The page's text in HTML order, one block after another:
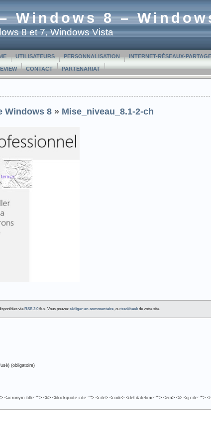
Windows 8 –
8 et 7, Windows Vista
UTILISATEURS PERSONNALISATION INTERNET-RÉSEAUX-
CONTACT PARTENARIAT
Windows 8 » Mise_niveau_8.1-2-ch
via RSS 2.0 flux. Vous pouvez rédiger un commentaire , ou trackback de votre site.
(obligatoire)
title=""> <b> <blockquote cite=""> <cite> <code> <del datetime=""> <em> <i> <q cite="">